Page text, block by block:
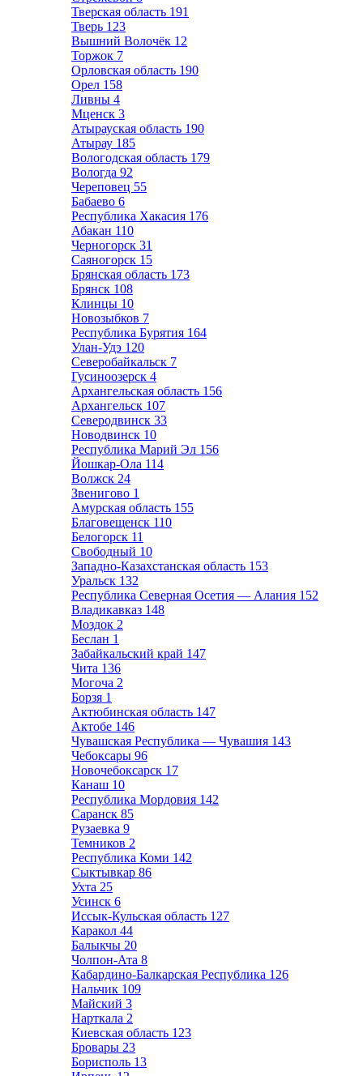
Тверская область 191
Тверь 123
Вышний Волочёк 12
Торжок 7
Орловская область 190
Орел 158
Ливны 4
Мценск 3
Атырауская область 190
Атырау 185
Вологодская область 179
Вологда 92
Череповец 55
Бабаево 6
Республика Хакасия 176
Абакан 110
Черногорск 31
Саяногорск 15
Брянская область 173
Брянск 108
Клинцы 10
Новозыбков 7
Республика Бурятия 164
Улан-Удэ 120
Северобайкальск 7
Гусиноозерск 4
Архангельская область 156
Архангельск 107
Северодвинск 33
Новодвинск 10
Республика Марий Эл 156
Йошкар-Ола 114
Волжск 24
Звенигово 1
Амурская область 155
Благовещенск 110
Белогорск 11
Свободный 10
Западно-Казахстанская область 153
Уральск 132
Республика Северная Осетия — Алания 152
Владикавказ 148
Моздок 2
Беслан 1
Забайкальский край 147
Чита 136
Могоча 2
Борзя 1
Актюбинская область 147
Актобе 146
Чувашская Республика — Чувашия 143
Чебоксары 96
Новочебоксарск 17
Канаш 10
Республика Мордовия 142
Саранск 85
Рузаевка 9
Темников 2
Республика Коми 142
Сыктывкар 86
Ухта 25
Усинск 6
Иссык-Кульская область 127
Каракол 44
Балыкчы 20
Чолпон-Ата 8
Кабардино-Балкарская Республика 126
Нальчик 109
Майский 3
Нарткала 2
Киевская область 123
Бровары 23
Борисполь 13